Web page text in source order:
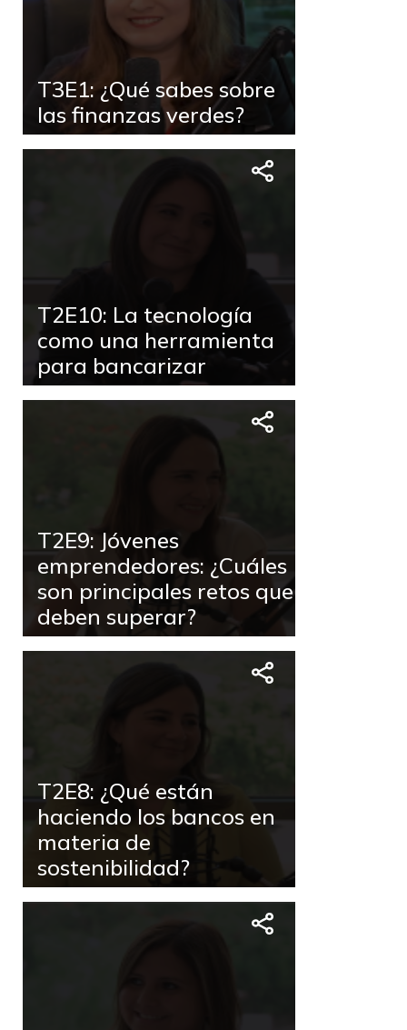
T3E1: ¿Qué sabes sobre
las finanzas verdes?
T2E10: La tecnología
como una herramienta
para bancarizar
T2E9: Jóvenes
emprendedores: ¿Cuáles
son principales retos que
deben superar?
T2E8: ¿Qué están
haciendo los bancos en
materia de
sostenibilidad?